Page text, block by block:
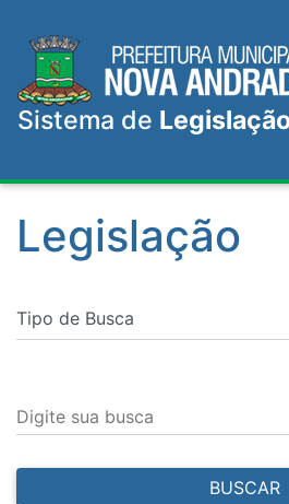
Sistema de
Legislação
Digite sua busca
BUSCAR